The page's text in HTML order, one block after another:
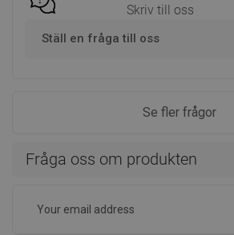
Skriv till oss
Ställ en fråga till oss
Se fler frågor
Fråga oss om produkten